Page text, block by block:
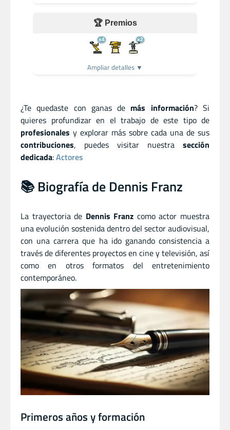
🏆 Premios
x4 x2
Ampliar detalles ▼
¿Te quedaste con ganas de más información? Si
quieres profundizar en el trabajo de este tipo de
profesionales y explorar más sobre cada una de sus
contribuciones, puedes visitar nuestra sección
dedicada:Actores
📚 Biografía de Dennis Franz
La trayectoria de Dennis Franz como actor muestra
una evolución sostenida dentro del sector audiovisual,
con una carrera que ha ido ganando consistencia a
través de diferentes proyectos en cine y televisión, así
como en otros formatos del entretenimiento
contemporáneo.
Primeros años y formación